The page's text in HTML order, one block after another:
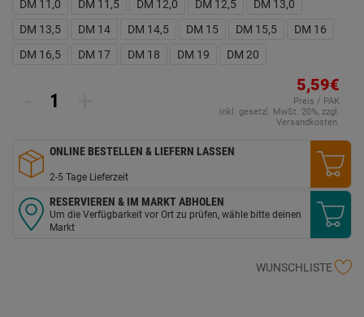
DM 11,0
DM 11,5 DM 12,0 DM 12,5
DM 13,0
DM 13,5
DM 14 DM 14,5 DM 15 DM 15,5
DM 16
DM 16,5
DM 17 DM 18 DM 19 DM 20
5,59€
Preis / PAK
inkl. gesetzl. MwSt. 20%, zzgl.
Versandkosten.
ONLINE BESTELLEN & LIEFERN LASSEN
2-5 Tage Lieferzeit
RESERVIEREN & IM MARKT ABHOLEN
Um die Verfügbarkeit vor Ort zu prüfen, wähle bitte deinen
Markt
WUNSCHLISTE